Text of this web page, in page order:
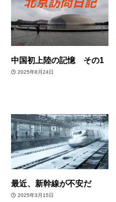
中国初上陸の記憶 その1
2025年8月24日
最近、新幹線が不安だ
2025年3月15日